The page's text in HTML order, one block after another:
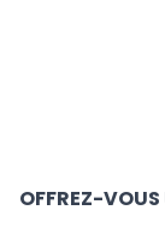
OFFREZ-